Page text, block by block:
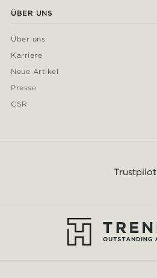
ÜBER UNS
Über uns
Karriere
Neue Artikel
Presse
CSR
Trustpilot